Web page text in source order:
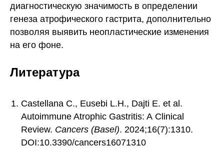
диагностическую значимость в определении
генеза атрофического гастрита, дополнительно
позволяя выявить неопластические изменения
на его фоне.
Литература
Castellana C., Eusebi L.H., Dajti E. et al.
Autoimmune Atrophic Gastritis: A Clinical
Review. Cancers (Basel). 2024;16(7):1310.
DOI:10.3390/cancers16071310